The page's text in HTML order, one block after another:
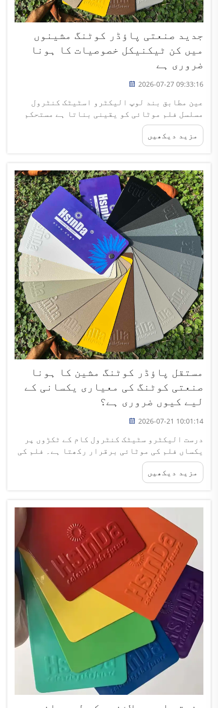
جدید صنعتی پاؤڈر کوٹنگ مشینوں
میں کن ٹیکنیکل خصوصیات کا ہونا
ضروری ہے
2026-07-27 09:33:16
عین مطابق بند لوپ الیکٹرو اسٹیٹک کنٹرول
مسلسل فلم موٹائی کو یقینی بناتا ہے مستحکم
یکساں کوٹنگ موٹائی کوالٹیڈ دھات کی سطح ختم
کرنے کے لئے بنیادی شرط ہے اور جدید پاؤڈر
کوٹنگ مشینیں بند لوپ الیکٹرو اسٹیٹک کو...
مزید دیکھیں
مستقل پاؤڈر کوٹنگ مشین کا ہونا
صنعتی کوٹنگ کی معیاری یکسانی کے
لیے کیوں ضروری ہے؟
2026-07-21 10:01:14
درست الیکٹرو سٹیٹک کنٹرول کام کے ٹکڑوں پر
یکساں فلم کی موٹائی برقرار رکھتا ہے۔ فلم کی
موٹائی کا تسلسل صنعتی پاؤڈر کوٹنگ کے لیے
اہلیت کا بنیادی معیار ہے، اور یہ اشاریہ
مکمل طور پر مستحکم الیکٹرو سٹیٹک کے انحصار
مزید دیکھیں